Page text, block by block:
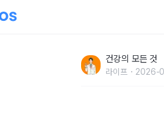
건강의 모든 것
라이프 2026-